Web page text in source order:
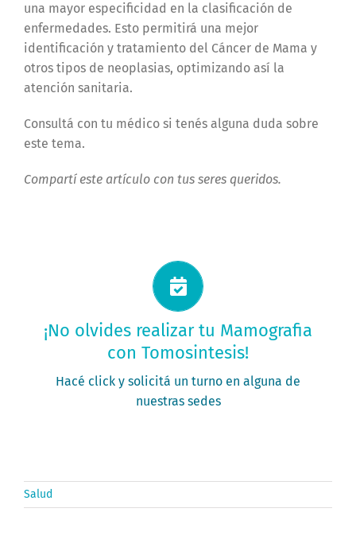
una mayor especificidad en la clasificación de
enfermedades. Esto permitirá una mejor
identificación y tratamiento del Cáncer de Mama y
otros tipos de neoplasias, optimizando así la
atención sanitaria.
Consultá con tu médico si tenés alguna duda sobre
este tema.
Compartí este artículo con tus seres queridos.
¡No olvides realizar tu Mamografia
con Tomosintesis!
Hacé click y solicitá un turno en alguna de
nuestras sedes
Solicitá tu turno ahora
PEDIR MI TURNO
Salud